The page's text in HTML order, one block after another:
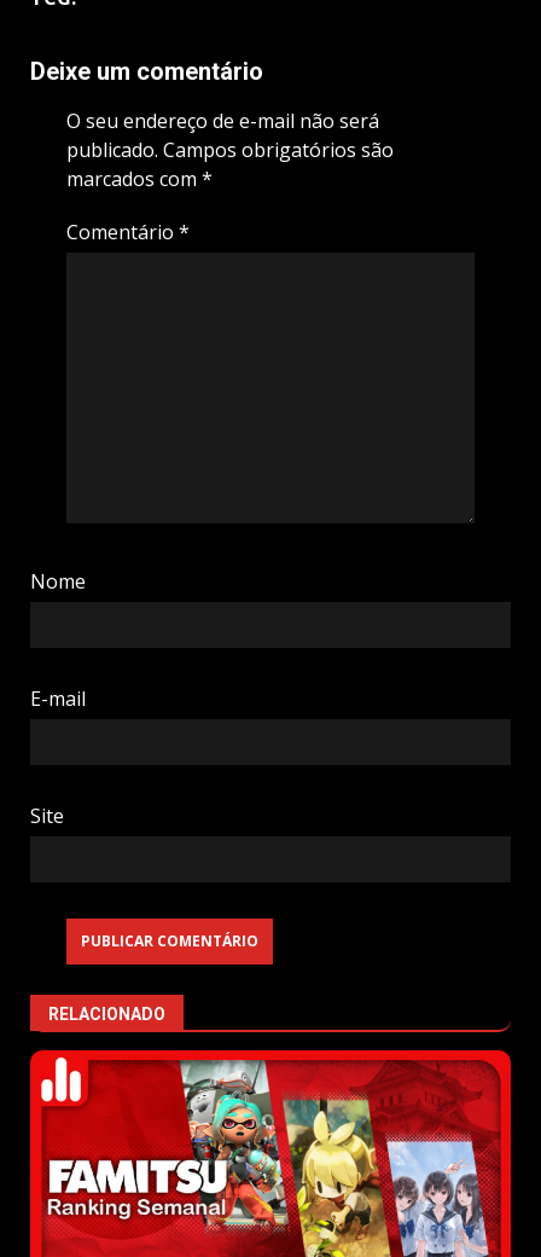
Deixe um comentário
O seu endereço de e-mail não será
publicado. Campos obrigatórios são
marcados com *
Comentário *
Nome
E-mail
Site
RELACIONADO